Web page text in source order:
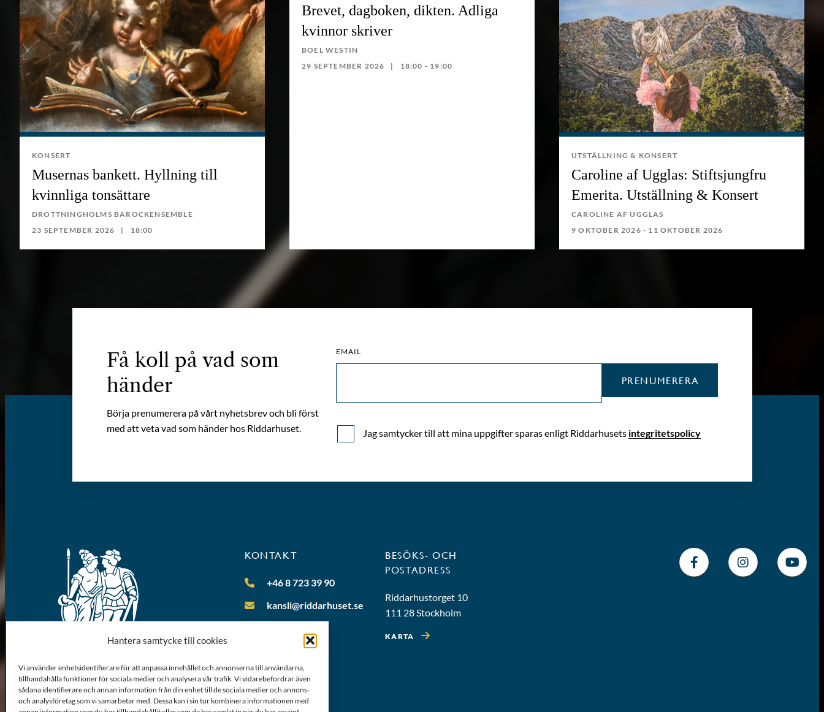
Hantera samtycke till cookies
Vi använder enhetsidentifierare för att anpassa innehållet och annonserna till användarna,
tillhandahålla funktioner för sociala medier och analysera vår trafik. Vi vidarebefordrar även
sådana identifierare och annan information från din enhet till de sociala medier och annons-
och analysföretag som vi samarbetar med. Dessa kan i sin tur kombinera informationen med
KONSERT
Musernas bankett. Hyllning till
kvinnliga tonsättare
DROTTNINGHOLMS BAROCKENSEMBLE
23 SEPTEMBER 2026
18:00
Brevet, dagboken, dikten. Adliga
kvinnor skriver
BOEL WESTIN
29 SEPTEMBER 2026
18:00 - 19:00
UTSTÄLLNING & KONSERT
Caroline af Ugglas: Stiftsjungfru
Emerita. Utställning & Konsert
CAROLINE AF UGGLAS
9 OKTOBER 2026 - 11 OKTOBER 2026
Få koll på vad som
händer
Börja prenumerera på vårt nyhetsbrev och bli först
med att veta vad som händer hos Riddarhuset.
EMAIL
Jag samtycker till att mina uppgifter sparas enligt Riddarhusets integritetspolicy
PRENUMERERA
KONTAKT
+46 8 723 39 90
kansli@riddarhuset.se
BESÖKS- OCH
POSTADRESS
Riddarhustorget 10
111 28 Stockholm
KARTA